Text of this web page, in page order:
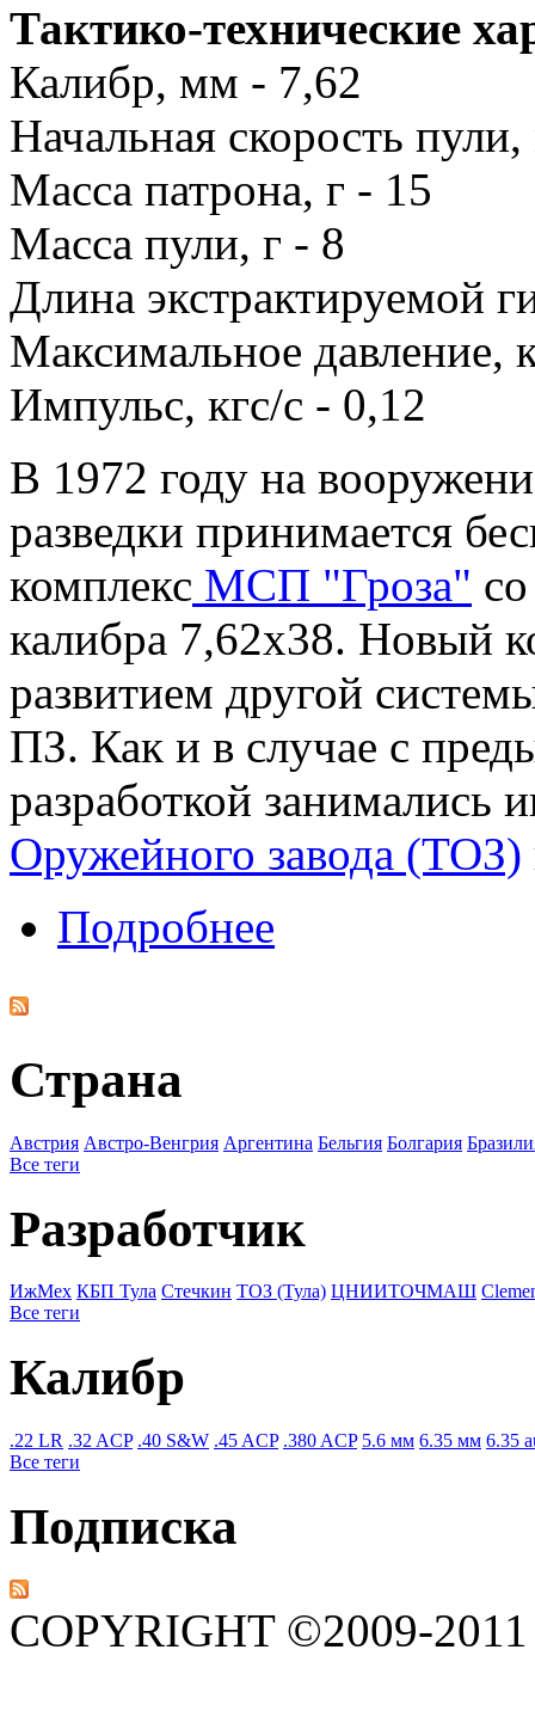
Тактико-технические
Калибр, мм - 7,62
Начальная скорость
Масса патрона, г - 15
Масса пули, г - 8
Длина экстрактируемой
Максимальное давление,
Импульс, кгс/с - 0,12
В 1972 году на
разведки принимается
комплекс МСП "Гроза"
калибра 7,62х38. Новый
развитием другой
ПЗ. Как и в случае с
разработкой занимались
Оружейного завода (ТОЗ)
Подробнее
Страна
Австрия Австро-Венгрия Аргентина Бельгия Болгария
Все теги
Разработчик
ИжМех КБП Тула Стечкин ТОЗ (Тула) ЦНИИТОЧМАШ
Все теги
Калибр
.22 LR .32 ACP .40 S&W .45 ACP .380 ACP 5.6 мм 6.35 мм 6.35
Все теги
Подписка
COPYRIGHT ©2009-